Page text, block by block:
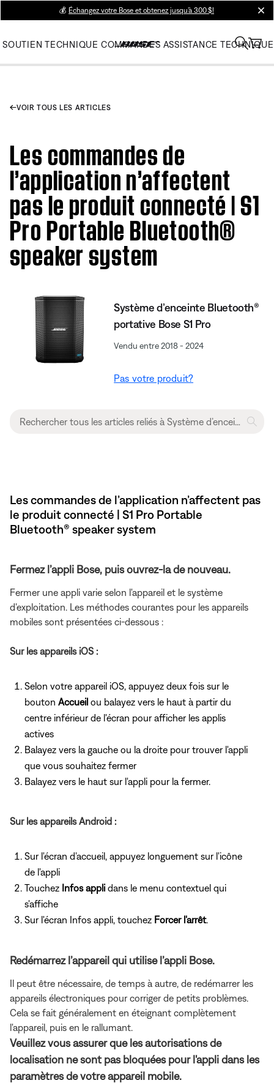
💰 Échangez votre Bose et obtenez jusqu’à 300 $!
SOUTIEN TECHNIQUE COMMANDES ASSISTANCE TECHNIQUE
VOIR TOUS LES ARTICLES
Les commandes de
l’application n’affectent
pas le produit connecté | S1
Pro Portable Bluetooth®
speaker system
Système d’enceinte Bluetooth®
portative Bose S1 Pro
Vendu entre 2018 - 2024
Pas votre produit?
Les commandes de l’application n’affectent pas
le produit connecté | S1 Pro Portable
Bluetooth® speaker system
Fermez l’appli Bose, puis ouvrez-la de nouveau.
Fermer une appli varie selon l'appareil et le système
d'exploitation. Les méthodes courantes pour les appareils
mobiles sont présentées ci-dessous :
Sur les appareils iOS :
Selon votre appareil iOS, appuyez deux fois sur le
bouton Accueil ou balayez vers le haut à partir du
centre inférieur de l'écran pour afficher les applis
actives
Balayez vers la gauche ou la droite pour trouver l'appli
que vous souhaitez fermer
Balayez vers le haut sur l'appli pour la fermer.
Sur les appareils Android :
Sur l'écran d'accueil, appuyez longuement sur l'icône
de l'appli
Touchez Infos applidans le menu contextuel qui
s'affiche
Sur l'écran Infos appli, touchez Forcer l'arrêt.
Redémarrez l’appareil qui utilise l’appli Bose.
Il peut être nécessaire, de temps à autre, de redémarrer les
appareils électroniques pour corriger de petits problèmes.
Cela se fait généralement en éteignant complètement
l'appareil, puis en le rallumant.
Veuillez vous assurer que les autorisations de
localisation ne sont pas bloquées pour l'appli dans les
paramètres de votre appareil mobile.